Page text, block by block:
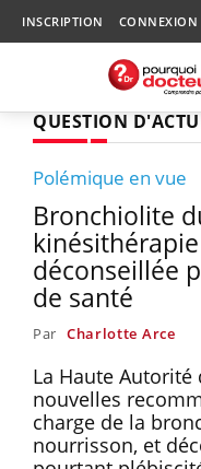
INSCRIPTION CONNEXION
QUESTION D'ACTU
Polémique en vue
Bronchiolite
déconseillée
de santé
Par Charlotte Arce
La Haute
nouvelles
charge de la
nourrisson, et